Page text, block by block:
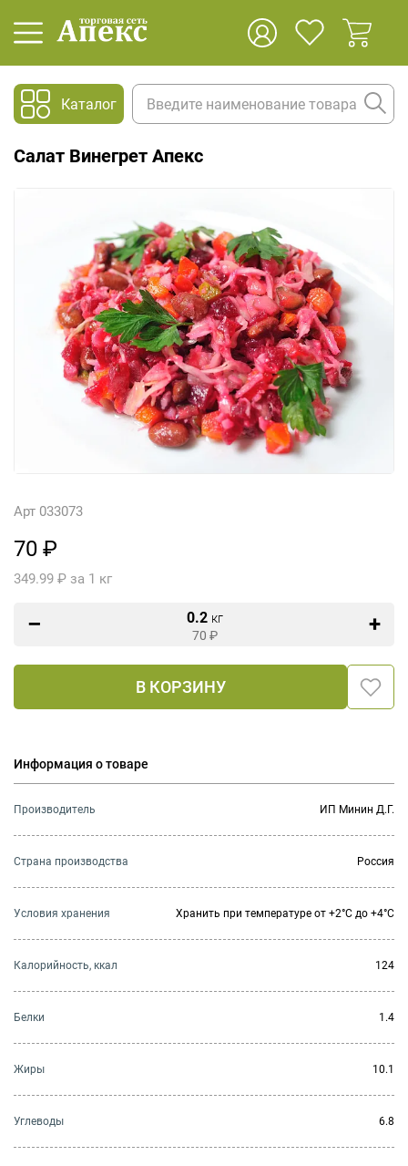
Каталог
Салат Винегрет Апекс
Арт 033073
70 ₽
349.99 ₽ за 1 кг
0.2 кг
70 ₽
В КОРЗИНУ
Информация о товаре
Производитель ИП Минин Д.Г.
Страна производства Россия
Условия хранения Хранить при температуре от +2°С до +4°С
Калорийность, ккал 124
Белки 1.4
Жиры 10.1
Углеводы 6.8